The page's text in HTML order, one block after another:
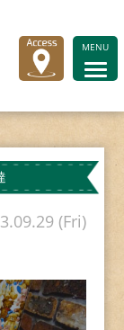
MENU
(Fri)